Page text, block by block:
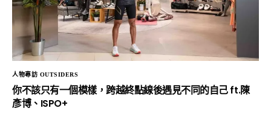
人物專訪 OUTSIDERS
你不該只有一個模樣，跨越終點線後遇見不同的自己 ft.陳
彥博、ISPO+